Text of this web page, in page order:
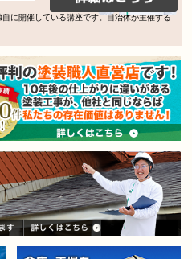
に開催している講座です。自治体が主催する